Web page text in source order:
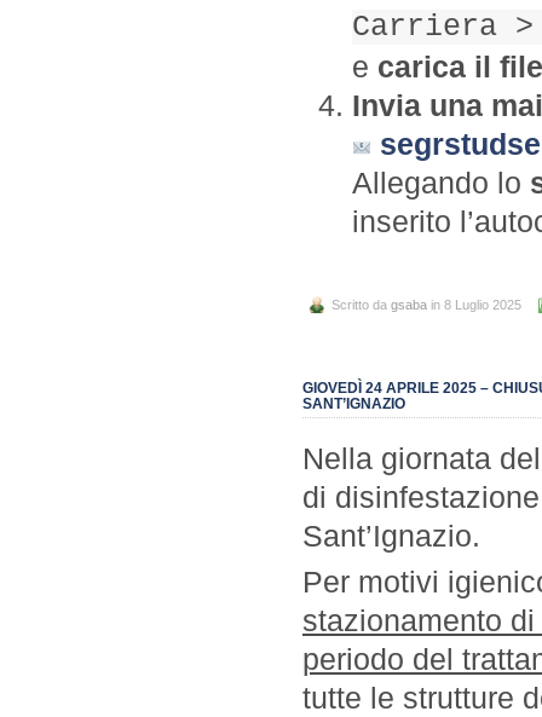
Carriera
e carica il file
Invia una
Allegando lo
inserito
Scritto da gsaba in 8 Luglio 2025
GIOVEDÌ 24 APRILE 2025 –
SANT’IGNAZIO
Nella giornata
di
Sant’Ignazio.
Per motivi
stazionamento
periodo del
tutte le strutture